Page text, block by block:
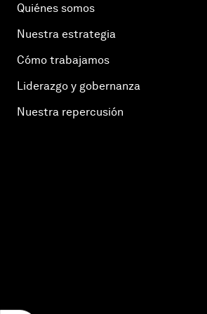
Quiénes somos
Nuestra estrategia
Cómo trabajamos
Liderazgo y gobernanza
Nuestra repercusión